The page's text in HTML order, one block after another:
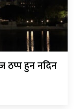
ठप्प हुन नदिन